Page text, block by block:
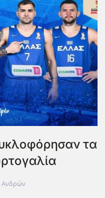
τα
Ανδρών